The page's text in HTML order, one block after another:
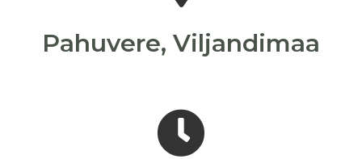
Pahuvere, Viljandimaa
